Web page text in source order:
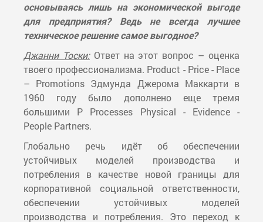
основываясь лишь на экономической выгоде
для предприятия? Ведь не всегда лучшее
техническое решение самое выгодное?
Джанни Тоски:Ответ на этот вопрос – оценка
твоего профессионализма. Product - Price - Place
– Promotions Эдмунда Джерома Маккарти в
1960 году было дополнено еще тремя
большими P Processes Physical - Evidence -
People Partners.
Глобально речь идёт об обеспечении
устойчивых моделей производства и
потребления в качестве новой границы для
корпоративной социальной ответственности,
обеспечении устойчивых моделей
производства и потребления. Это переход к